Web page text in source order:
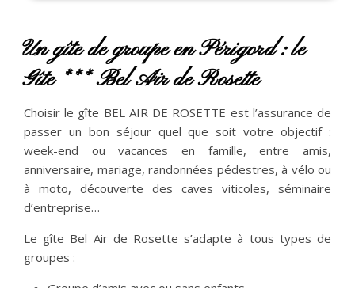
Un gîte de groupe en Périgord : le
Gîte *** Bel Air de Rosette
Choisir le gîte BEL AIR DE ROSETTE est l’assurance de
passer un bon séjour quel que soit votre objectif :
week-end ou vacances en famille, entre amis,
anniversaire, mariage, randonnées pédestres, à vélo ou
à moto, découverte des caves viticoles, séminaire
d’entreprise…
Le gîte Bel Air de Rosette s’adapte à tous types de
groupes :